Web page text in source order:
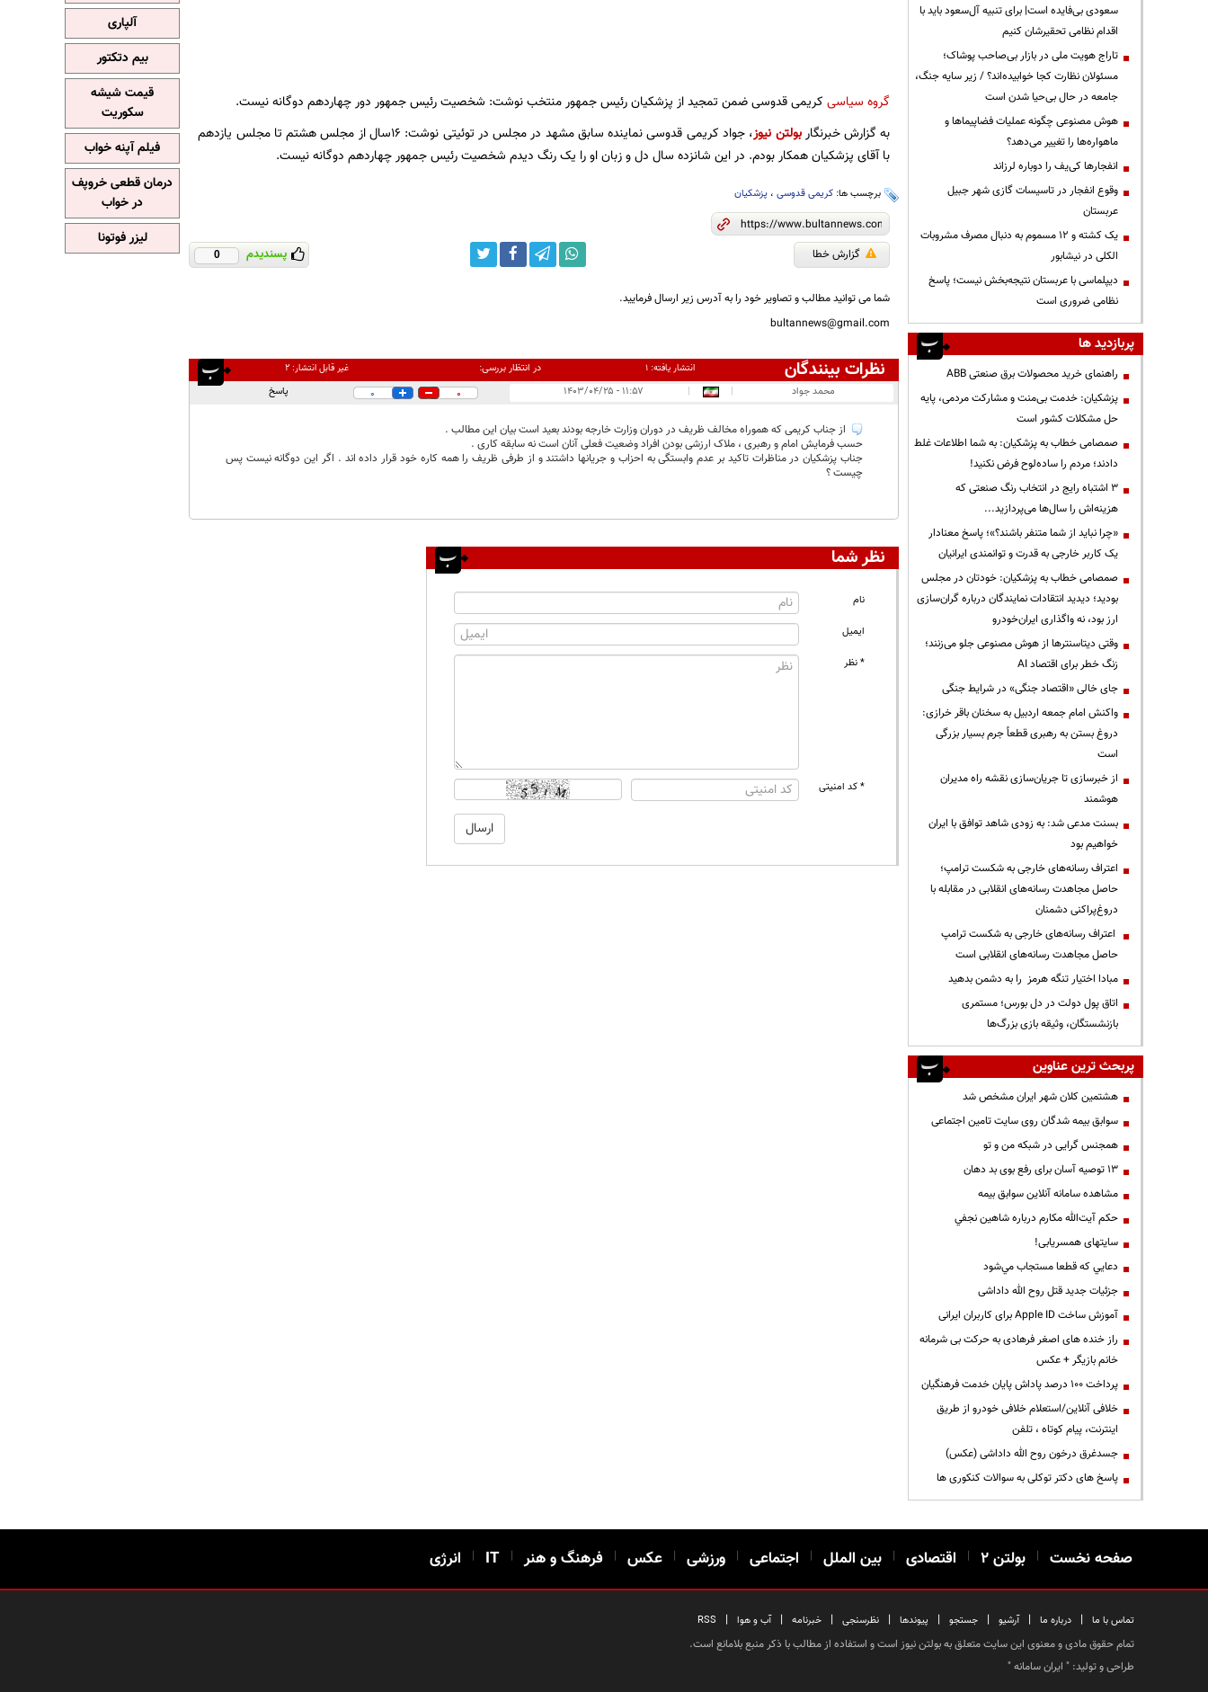
گروه سیاسیکریمی قدوسی ضمن تمجید از پزشکیان رئیس جمهور منتخب نوشت: شخصیت رئیس جمهور دور چهاردهم دوگانه نیست.
به گزارش خبرنگاربولتن نیوز
، جواد کریمی قدوسی نماینده سابق مشهد در مجلس در توئیتی نوشت: ۱۶سال از مجلس هشتم تا مجلس یازدهم
با آقای ‎پزشکیان همکار بودم. در این شانزده سال دل و زبان او را یک رنگ دیدم شخصیت ‎رئیس جمهور چهاردهم دوگانه نیست.
برچسب ها: کریمی قدوسی، پزشکیان
گزارش خطا پسندیدم 0
شما می توانید مطالب و تصاویر خود را به آدرس زیر ارسال فرمایید.
bultannews@gmail.com
نظرات بینندگان انتشار یافته:۱ در انتظار بررسی: غیر قابل انتشار:۲
محمد جواد |
| ۱۱:۵۷ - ۱۴۰۳/۰۴/۲۵ 0
0 پاسخ
از جناب کریمی که هموراه مخالف ظریف در دوران وزارت خارجه بودند بعید است بیان این مطالب .
حسب فرمایش امام و رهبری ، ملاک ارزشی بودن افراد وضعیت فعلی آنان است نه سابقه کاری .
جناب پزشکیان در مناظرات تاکید بر عدم وابستگی به احزاب و جریانها داشتند و از طرفی ظریف را همه کاره خود قرار داده اند . اگر این دوگانه نیست پس
چیست ؟
نظر شما
نام
ایمیل
* نظر
* کد امنیتی
سعودی بی‌فایده است| برای تنبیه آل‌سعود باید با
اقدام نظامی تحقیرشان کنیم
تاراج هویت ملی در بازار بی‌صاحب پوشاک؛
مسئولان نظارت کجا خوابیده‌اند؟ / زیر سایه جنگ،
جامعه در حال بی‌حیا شدن است
هوش مصنوعی چگونه عملیات فضاپیماها و
ماهواره‌ها را تغییر می‌دهد؟
انفجارها کی‌یف را دوباره لرزاند
وقوع انفجار در تاسیسات گازی شهر جبیل
عربستان
یک کشته و ۱۲ مسموم به دنبال مصرف مشروبات
الکلی در نیشابور
دیپلماسی با عربستان نتیجه‌بخش نیست؛ پاسخ
نظامی ضروری است
پربازدید ها
راهنمای خرید محصولات برق صنعتی ABB
پزشکیان: خدمت بی‌منت و مشارکت مردمی، پایه
حل مشکلات کشور است
صمصامی خطاب به پزشکیان: به شما اطلاعات غلط
دادند؛ مردم را ساده‌لوح فرض نکنید!
3 اشتباه رایج در انتخاب رنگ صنعتی که
هزینه‌اش را سال‌ها می‌پردازید...
«چرا نباید از شما متنفر باشند؟»؛ پاسخ معنادار
یک کاربر خارجی به قدرت و توانمندی ایرانیان
صمصامی خطاب به پزشکیان: خودتان در مجلس
بودید؛ دیدید انتقادات نمایندگان درباره گران‌سازی
ارز بود، نه واگذاری ایران‌خودرو
وقتی دیتاسنترها از هوش مصنوعی جلو می‌زنند؛
زنگ خطر برای اقتصاد AI
جای خالی «اقتصاد جنگی» در شرایط جنگی
واکنش امام جمعه اردبیل به سخنان باقر خرازی:
دروغ بستن به رهبری قطعاً جرم بسیار بزرگی
است
از خبرسازی تا جریان‌سازی نقشه راه مدیران
هوشمند
بسنت مدعی شد: به زودی شاهد توافق با ایران
خواهیم بود
اعتراف رسانه‌های خارجی به شکست ترامپ؛
حاصل مجاهدت رسانه‌های انقلابی در مقابله با
دروغ‌پراکنی دشمنان
اعتراف رسانه‌های خارجی به شکست ترامپ
حاصل مجاهدت رسانه‌های انقلابی است
مبادا اختیار تنگه هرمز را به دشمن بدهید
اتاق پول دولت در دل بورس؛ مستمری
بازنشستگان، وثیقه بازی بزرگ‌ها
پربحث ترین عناوین
هشتمین کلان شهر ایران مشخص شد
سوابق بیمه شدگان روی سایت تامین اجتماعی
همجنس گرایی در شبکه من و تو
13 توصیه آسان برای رفع بوی بد دهان
مشاهده سامانه آنلاين سوابق بیمه
حكم آيت‌الله مكارم درباره شاهين نجفي
سایتهای همسریابی!
دعايي كه قطعا مستجاب مي‌شود
جزئیات جدید قتل روح الله داداشی
آموزش ساخت Apple ID برای کاربران ایرانی
راز خنده های اصغر فرهادی به حرکت بی شرمانه
خانم بازیگر + عکس
پرداخت ۱۰۰ درصد پاداش پایان خدمت فرهنگیان
خلافی آنلاین/استعلام خلافی خودرو از طریق
اینترنت، پیام کوتاه ، تلفن
جسدغرق درخون روح الله داداشی (عکس)
پاسخ های دکتر توکلی به سوالات کنکوری ها
آلپاری
بیم دتکتور
قیمت شیشه
سکوریت
فیلم آپنه خواب
درمان قطعی خروپف
در خواب
لیزر فوتونا
صفحه نخست | بولتن ۲ | اقتصادی | بین الملل | اجتماعی | ورزشی | عکس | فرهنگ و هنر |
IT
| انرژی
تماس با ما | درباره ما | آرشیو | جستجو | پیوندها | نظرسنجی | خبرنامه | آب و هوا |
RSS
تمام حقوق مادی و معنوی این سایت متعلق به بولتن نیوز است و استفاده از مطالب با ذکر منبع بلامانع است.
طراحی و تولید: " ایران سامانه"